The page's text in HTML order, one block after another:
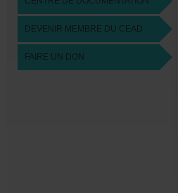
DEVENIRMEMBREDUCEAD
FAIREUNDON